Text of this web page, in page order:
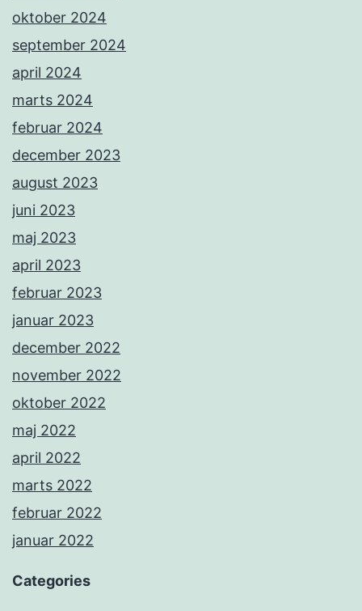
oktober 2024
september 2024
april 2024
marts 2024
februar 2024
december 2023
august 2023
juni 2023
maj 2023
april 2023
februar 2023
januar 2023
december 2022
november 2022
oktober 2022
maj 2022
april 2022
marts 2022
februar 2022
januar 2022
Categories